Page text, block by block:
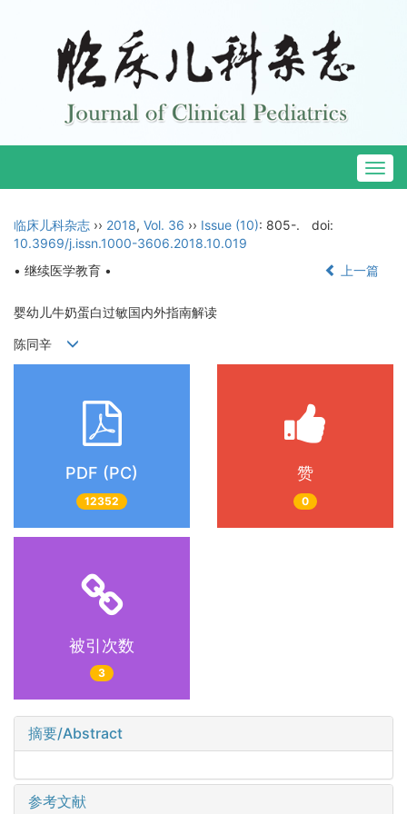
临床儿科杂志 ›› 2018, Vol. 36 ›› Issue (10): 805-.
doi:
10.3969/j.issn.1000-3606.2018.10.019
• 继续医学教育 •
上一篇
婴幼儿牛奶蛋白过敏国内外指南解读
陈同辛
PDF (PC)
12352
赞
0
被引次数
3
摘要/Abstract
参考文献